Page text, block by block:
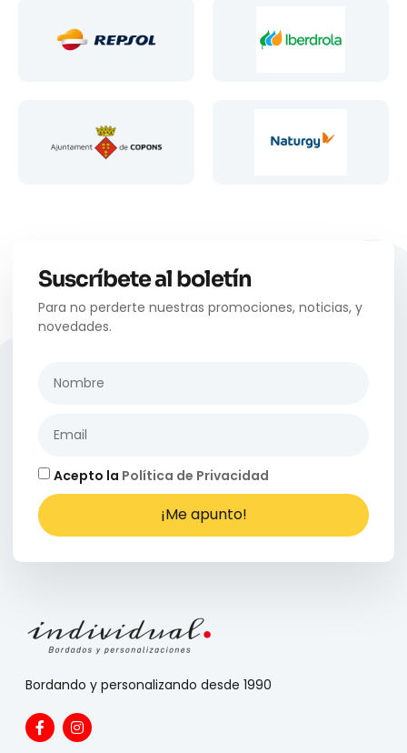
Suscríbete al boletín
Para no perderte nuestras promociones, noticias, y
novedades.
Acepto la Política de Privacidad
¡Me apunto!
Bordando y personalizando desde 1990